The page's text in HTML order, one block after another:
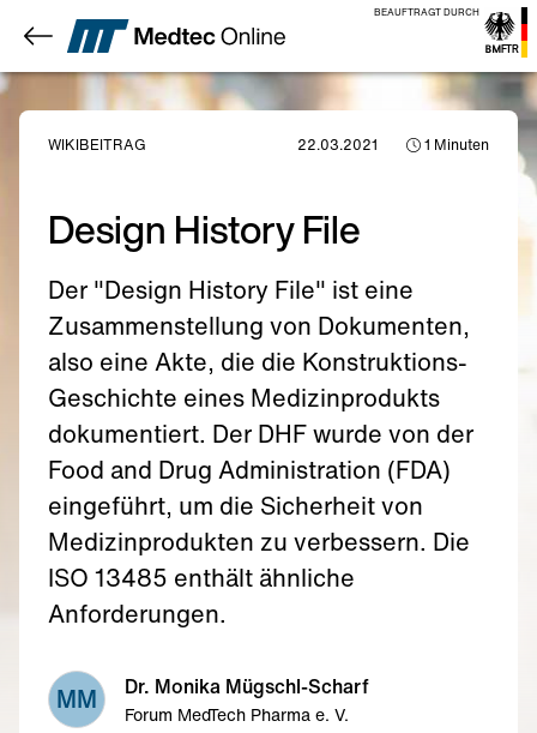
BEAUFTRAGT DURCH
WIKIBEITRAG 22.03.2021 1 Minuten
Design History File
Der "Design History File" ist eine
Zusammenstellung von Dokumenten,
also eine Akte, die die Konstruktions-
Geschichte eines Medizinprodukts
dokumentiert. Der DHF wurde von der
Food and Drug Administration (FDA)
eingeführt, um die Sicherheit von
Medizinprodukten zu verbessern. Die
ISO 13485 enthält ähnliche
Anforderungen.
MM Dr. Monika Mügschl-Scharf
Forum MedTech Pharma e. V.